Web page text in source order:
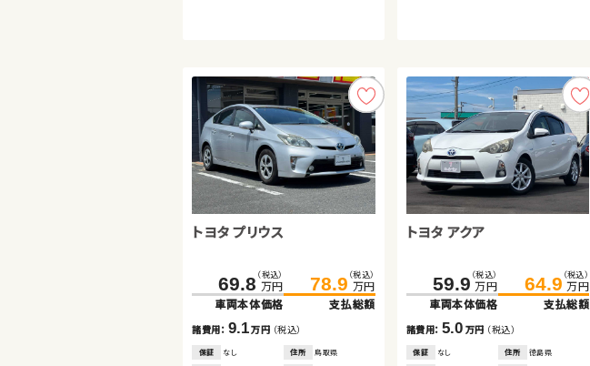
トヨタ プリウス
69.8 （税込）
万円
車両本体価格
78.9 （税込）
万円
支払総額
諸費用： 9.1万円 （税込）
保証 なし 住所 鳥取県
トヨタ アクア
59.9 （税込）
万円
車両本体価格
64.9 （税込）
万円
支払総額
諸費用：5.0 万円 （税込）
保証 なし 住所 徳島県
日産 エクストレイル
65.0（税込）
万円
諸費用：14.8 万円（税込）
なし
岡山県
年式
2013年 走行
トヨタ ヴォクシー
336.1（税込）
万円
諸費用：13.8 万円（税込）
あり
岩手県
年式
2022年 走行
日産 エクストレイル
170.8 （税込）
万円
車両本体価格
179.7 （税込）
万円
支払総額
諸費用： 8.9万円 （税込）
保証 なし 住所 岡山県
トヨタ ヴェルファイア ハイブ
584.5 （税込）
万円
車両本体価格
599.8 （税込）
万円
支払総額
諸費用：15.3万円（税込）
保証 あり 住所 秋田県